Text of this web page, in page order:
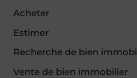
Acheter
Estimer
Recherche de bien
Vente de bien immobilier